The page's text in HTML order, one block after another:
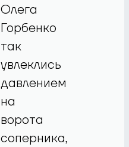
Олега
Горбенко
так
увлеклись
давлением
на
ворота
соперника,